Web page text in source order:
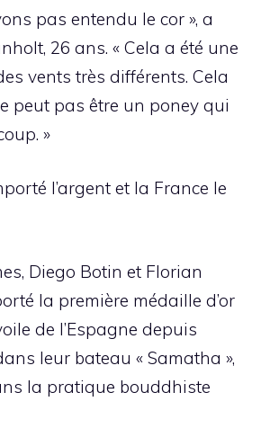
pas entendu le cor », a
26 ans. « Cela a été une
vents très différents. Cela
peut pas être un poney qui
»
l’argent et la France le
Diego Botin et Florian
la première médaille d’or
de l’Espagne depuis
leur bateau « Samatha »,
la pratique bouddhiste